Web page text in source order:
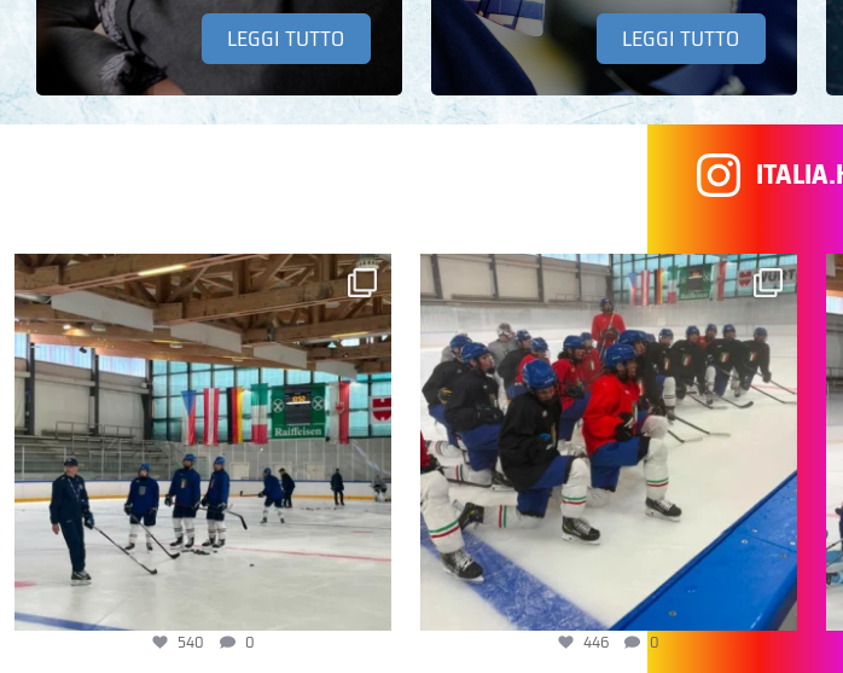
LEGGI TUTTO LEGGI TUTTO
540 0 446 0